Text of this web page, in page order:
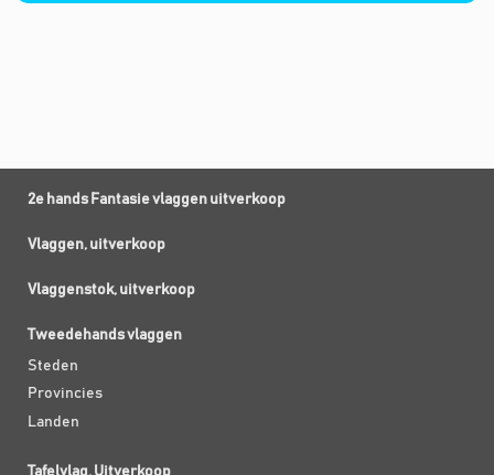
2e hands Fantasie vlaggen uitverkoop
Vlaggen, uitverkoop
Vlaggenstok, uitverkoop
Tweedehands vlaggen
Steden
Provincies
Landen
Tafelvlag, Uitverkoop